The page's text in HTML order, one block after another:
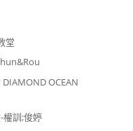
堂
OCEAN
權訓;俊婷